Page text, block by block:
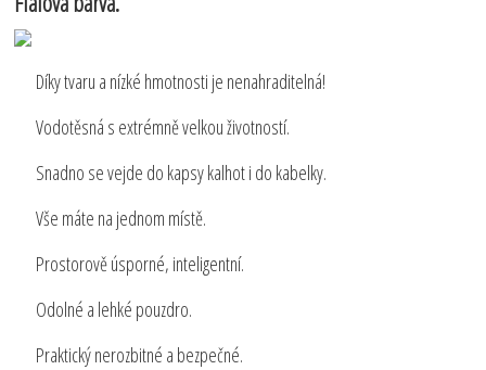
Díky tvaru a nízké hmotnosti je nenahraditelná!
Vodotěsná s extrémně velkou životností.
Snadno se vejde do kapsy kalhot i do kabelky.
Vše máte na jednom místě.
Prostorově úsporné, inteligentní.
Odolné a lehké pouzdro.
Praktický nerozbitné a bezpečné.